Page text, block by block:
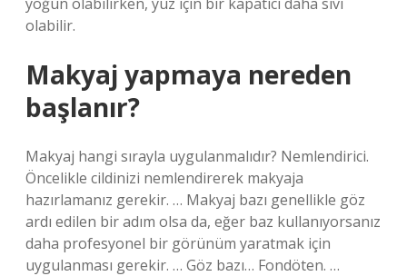
olabilir.
Makyaj yapmaya nereden
başlanır?
Makyaj hangi sırayla uygulanmalıdır? Nemlendirici.
Öncelikle cildinizi nemlendirerek makyaja
hazırlamanız gerekir. … Makyaj bazı genellikle göz
ardı edilen bir adım olsa da, eğer baz kullanıyorsanız
daha profesyonel bir görünüm yaratmak için
uygulanması gerekir. … Göz bazı… Fondöten. …